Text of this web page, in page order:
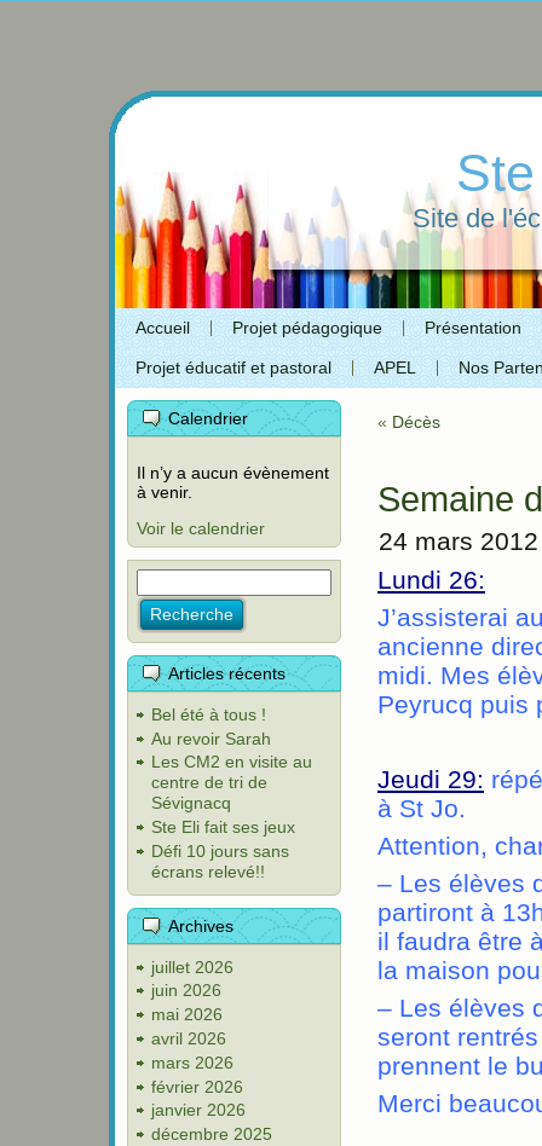
Site de
Accueil Projet pédagogique Présentation
Projet éducatif et pastoral APEL Nos
Calendrier
Il n’y a aucun évènement
à venir.
Voir le calendrier
Articles récents
Bel été à tous !
Au revoir Sarah
Les CM2 en visite au
centre de tri de
Sévignacq
Ste Eli fait ses jeux
Défi 10 jours sans
écrans relevé!!
Archives
juillet 2026
juin 2026
mai 2026
avril 2026
mars 2026
février 2026
janvier 2026
décembre 2025
« Décès
Semaine
24 mars 2012
Lundi 26:
J’assisterai
ancienne
midi. Mes
Peyrucq puis
Jeudi 29:
à St Jo.
Attention,
– Les élèves
partiront à
il faudra être
la maison
– Les élèves
seront
prennent le
Merci